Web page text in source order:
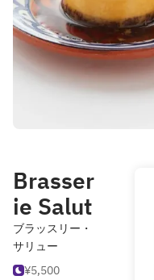
Brasser
ie Salut
ブラッスリー・
サリュー
¥5,500